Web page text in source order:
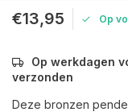
€13,95 Op
Op werkdagen
verzonden
Deze bronzen